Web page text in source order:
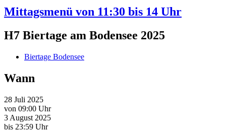
Mittagsmenü von 11:30 bis 14 Uhr
H7 Biertage am Bodensee 2025
Biertage Bodensee
Wann
28 Juli 2025
von 09:00 Uhr
3 August 2025
bis 23:59 Uhr